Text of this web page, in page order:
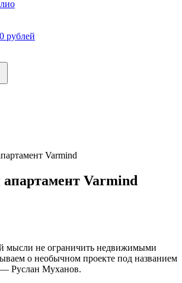
рублей
Varmind
Varmind
мысли не ограничить недвижимыми
о необычном проекте под названием
Руслан Муханов.